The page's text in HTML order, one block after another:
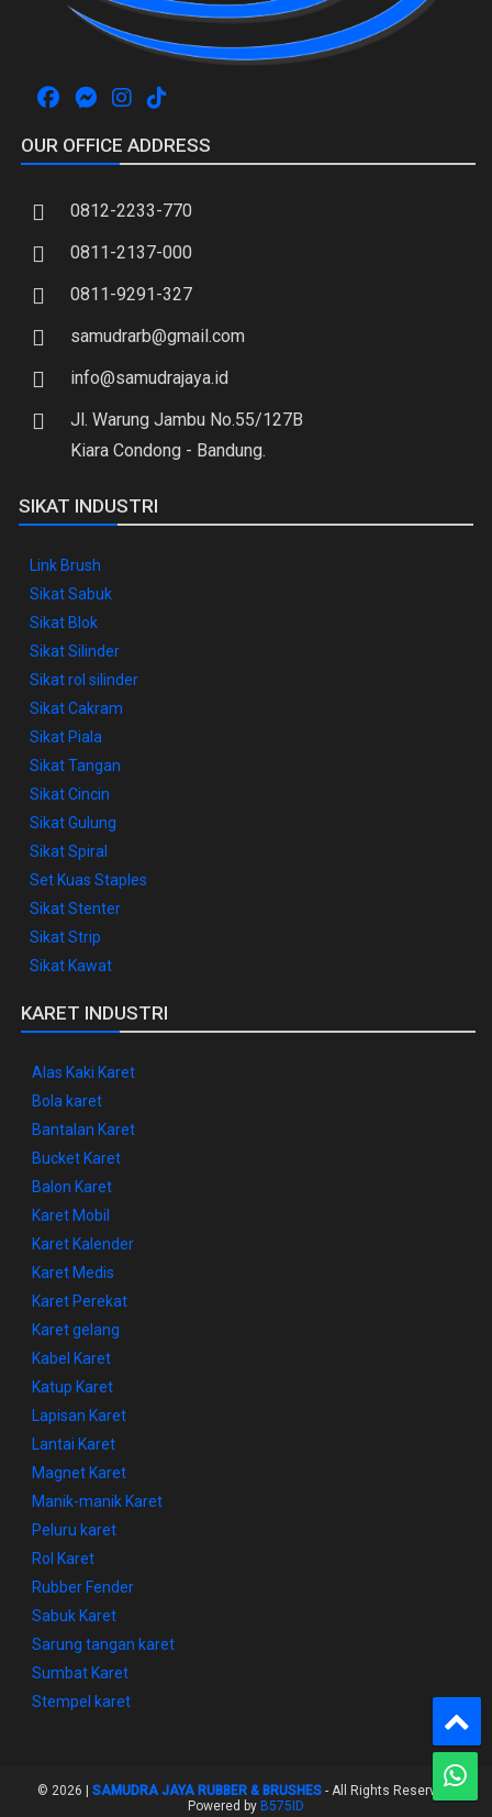
OUR OFFICE ADDRESS
0812-2233-770
0811-2137-000
0811-9291-327
samudrarb@gmail.com
info@samudrajaya.id
Jl. Warung Jambu No.55/127B
Kiara Condong - Bandung.
SIKAT INDUSTRI
Link Brush
Sikat Sabuk
Sikat Blok
Sikat Silinder
Sikat rol silinder
Sikat Cakram
Sikat Piala
Sikat Tangan
Sikat Cincin
Sikat Gulung
Sikat Spiral
Set Kuas Staples
Sikat Stenter
Sikat Strip
Sikat Kawat
KARET INDUSTRI
Alas Kaki Karet
Bola karet
Bantalan Karet
Bucket Karet
Balon Karet
Karet Mobil
Karet Kalender
Karet Medis
Karet Perekat
Karet gelang
Kabel Karet
Katup Karet
Lapisan Karet
Lantai Karet
Magnet Karet
Manik-manik Karet
Peluru karet
Rol Karet
Rubber Fender
Sabuk Karet
Sarung tangan karet
Sumbat Karet
Stempel karet
© 2026 | SAMUDRA JAYA RUBBER & BRUSHES - All Rights Reserved.
Powered by B575ID